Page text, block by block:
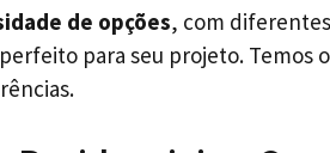
de opções, com
para seu projeto. Temos